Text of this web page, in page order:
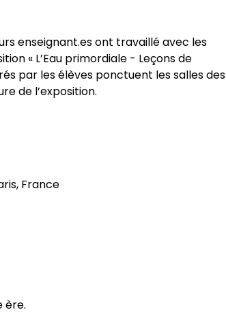
enseignant.es ont travaillé avec les
« L’Eau primordiale - Leçons de
par les élèves ponctuent les salles des
de l’exposition.
France
ère.